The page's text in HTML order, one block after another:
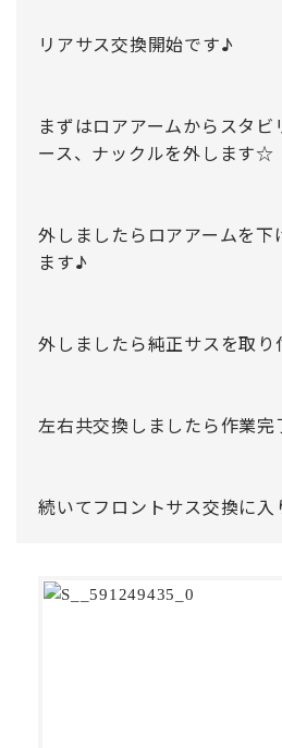
リアサス交換開始です♪
まずはロアアームからスタビ
ース、ナックルを外します☆
外しましたらロアアームを下
ます♪
外しましたら純正サスを取
左右共交換しましたら作業完
続いてフロントサス交換に